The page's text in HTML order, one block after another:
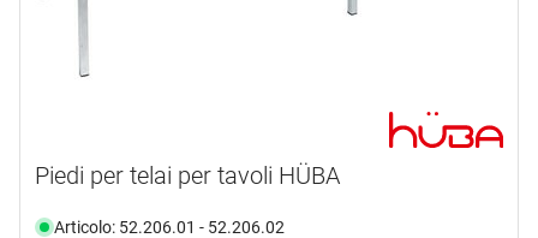
Piedi per telai per tavoli HÜBA
Articolo: 52.206.01 - 52.206.02